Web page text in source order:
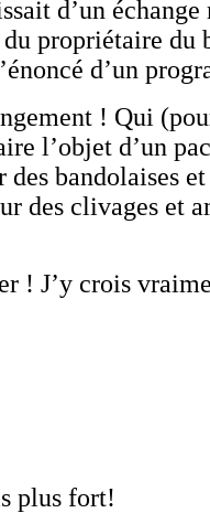
d’un
propriétaire du
d’un
! Qui
l’objet d’un
des bandolaises
des clivages et
! J’y crois
plus fort!